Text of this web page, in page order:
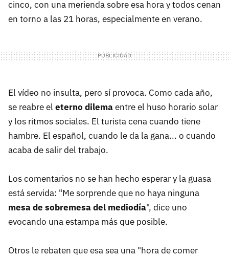
cinco, con una merienda sobre esa hora y todos cenan
en torno a las 21 horas, especialmente en verano.
El vídeo no insulta, pero sí provoca. Como cada año,
se reabre el eterno dilemaentre el huso horario solar
y los ritmos sociales. El turista cena cuando tiene
hambre. El español, cuando le da la gana... o cuando
acaba de salir del trabajo.
Los comentarios no se han hecho esperar y la guasa
está servida: "Me sorprende que no haya ninguna
mesa de sobremesa del mediodía", dice uno
evocando una estampa más que posible.
Otros le rebaten que esa sea una "hora de comer